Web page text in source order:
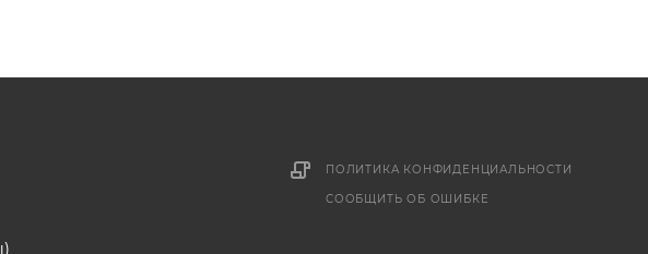
ПОЛИТИКА КОНФИДЕНЦИАЛЬНОСТИ
СООБЩИТЬ ОБ ОШИБКЕ